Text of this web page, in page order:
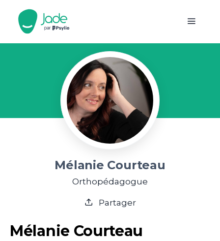
Mélanie Courteau
Orthopédagogue
Partager
Mélanie Courteau